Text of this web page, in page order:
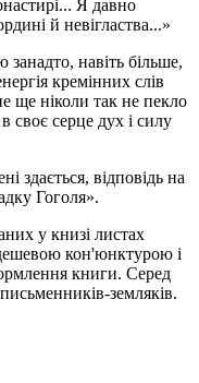
Я давно
й невігластва...»
навіть більше,
кремінних слів
ще ніколи так не пекло
своє серце дух і силу
відповідь на
Гоголя».
у книзі листах
дешевою кон'юнктурою і
книги. Серед
земляків.